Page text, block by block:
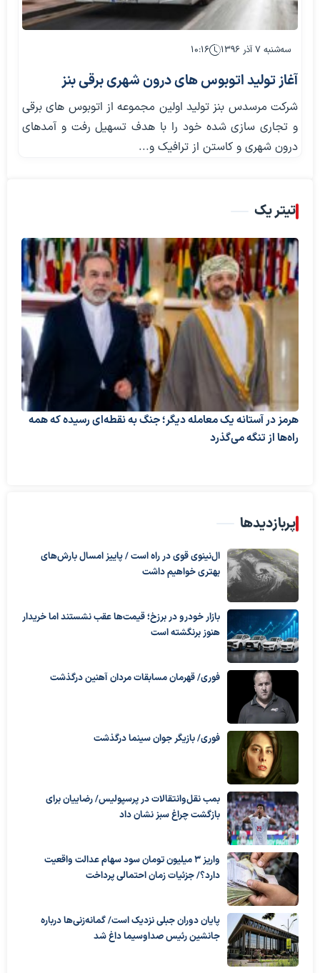
سه‌شنبه ۷ آذر ۱۳۹۶ ۱۰:۱۶
آغاز تولید اتوبوس های درون شهری برقی بنز
شرکت مرسدس بنز تولید اولین مجموعه از اتوبوس های برقی
و تجاری سازی شده خود را با هدف تسهیل رفت و آمدهای
درون شهری و کاستن از ترافیک و...
تیتر یک
هرمز در آستانه یک معامله دیگر؛ جنگ به نقطه‌ای رسیده که همه
راه‌ها از تنگه می‌گذرد
پربازدیدها
ال‌نینوی قوی در راه است / پاییز امسال بارش‌های
بهتری خواهیم داشت
بازار خودرو در برزخ؛ قیمت‌ها عقب نشستند اما خریدار
هنوز برنگشته است
فوری/ قهرمان مسابقات مردان آهنین درگذشت
فوری/ بازیگر جوان سینما درگذشت
بمب نقل‌وانتقالات در پرسپولیس/ رضاییان برای
بازگشت چراغ سبز نشان داد
واریز ۳ میلیون تومان سود سهام عدالت واقعیت
دارد؟/ جزئیات زمان احتمالی پرداخت
پایان دوران جبلی نزدیک است/ گمانه‌زنی‌ها درباره
جانشین رئیس صداوسیما داغ شد